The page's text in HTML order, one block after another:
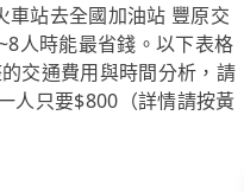
車站去全國加油站 豐原交
人時能最省錢。以下表格
交通費用與時間分析，請
人只要$800（詳情請按黃